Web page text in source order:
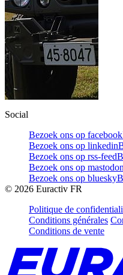
Social
Bezoek ons op facebook
Bezoek ons op linkedin
Bezoek ons op rss-feed
Bezoek ons op mastodon
Bezoek ons op bluesky
© 2026 Euractiv FR
Politique de
Conditions générales
Conditions de vente